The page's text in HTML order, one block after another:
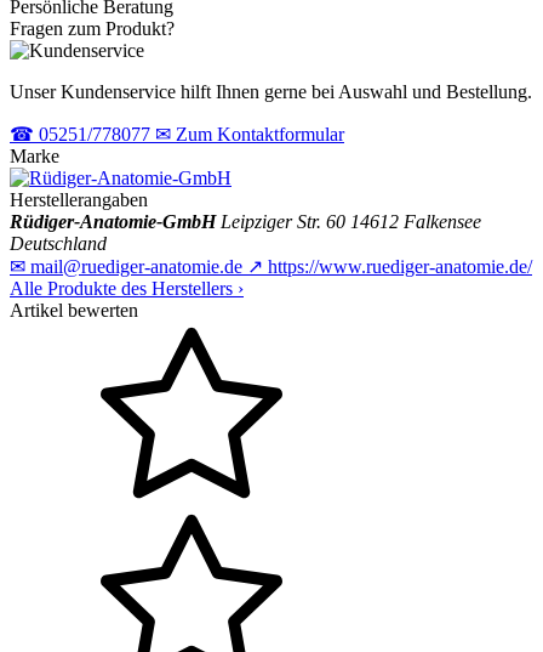
Persönliche Beratung
Fragen zum Produkt?
Unser Kundenservice hilft Ihnen gerne bei Auswahl und Bestellung.
☎ 05251/778077 ✉ Zum Kontaktformular
Marke
Herstellerangaben
Rüdiger-Anatomie-GmbH Leipziger Str. 60 14612 Falkensee
Deutschland
✉ mail@ruediger-anatomie.de ↗ https://www.ruediger-anatomie.de/
Alle Produkte des Herstellers ›
Artikel bewerten